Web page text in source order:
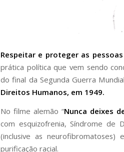
Respeitar e proteger as
prática política que vem sendo
do final da Segunda Guerra
Direitos Humanos, em 1949.
No filme alemão “Nunca deixes
com esquizofrenia, Síndrome de
(inclusive as
purificação racial.